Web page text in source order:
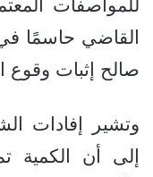
للمواصفات
القاضي حاسمًا
صالح إثبات وقوع
وتشير إفادات
إلى أن الكمية